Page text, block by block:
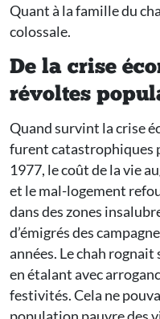
Quant à la famille du
colossale.
De la crise
révoltes
Quand survint la crise
furent catastrophiques
1977, le coût de la vie
et le mal-logement
dans des zones
d’émigrés des
années. Le chah
en étalant avec
festivités. Cela ne